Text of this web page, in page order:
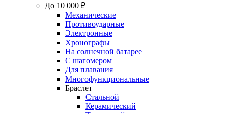
До 10 000 ₽
Механические
Противоударные
Электронные
Хронографы
На солнечной батарее
С шагомером
Для плавания
Многофункциональные
Браслет
Стальной
Керамический